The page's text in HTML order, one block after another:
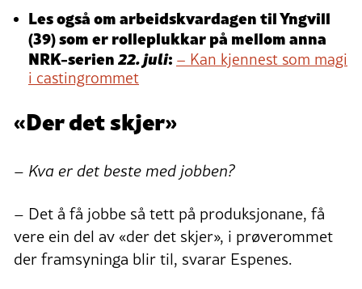
Les også om arbeidskvardagen til Yngvill
(39) som er rolleplukkar på mellom anna
NRK-serien22. juli: – Kan kjennest som magi
i castingrommet
«Der det skjer»
– Kva er det beste med jobben?
– Det å få jobbe så tett på produksjonane, få
vere ein del av «der det skjer», i prøverommet
der framsyninga blir til, svarar Espenes.